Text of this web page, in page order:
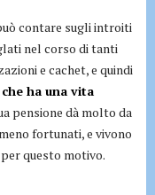
contare sugli introiti
nel corso di tanti
e cachet, e quindi
ha una vita
pensione dà molto da
fortunati, e vivono
questo motivo.